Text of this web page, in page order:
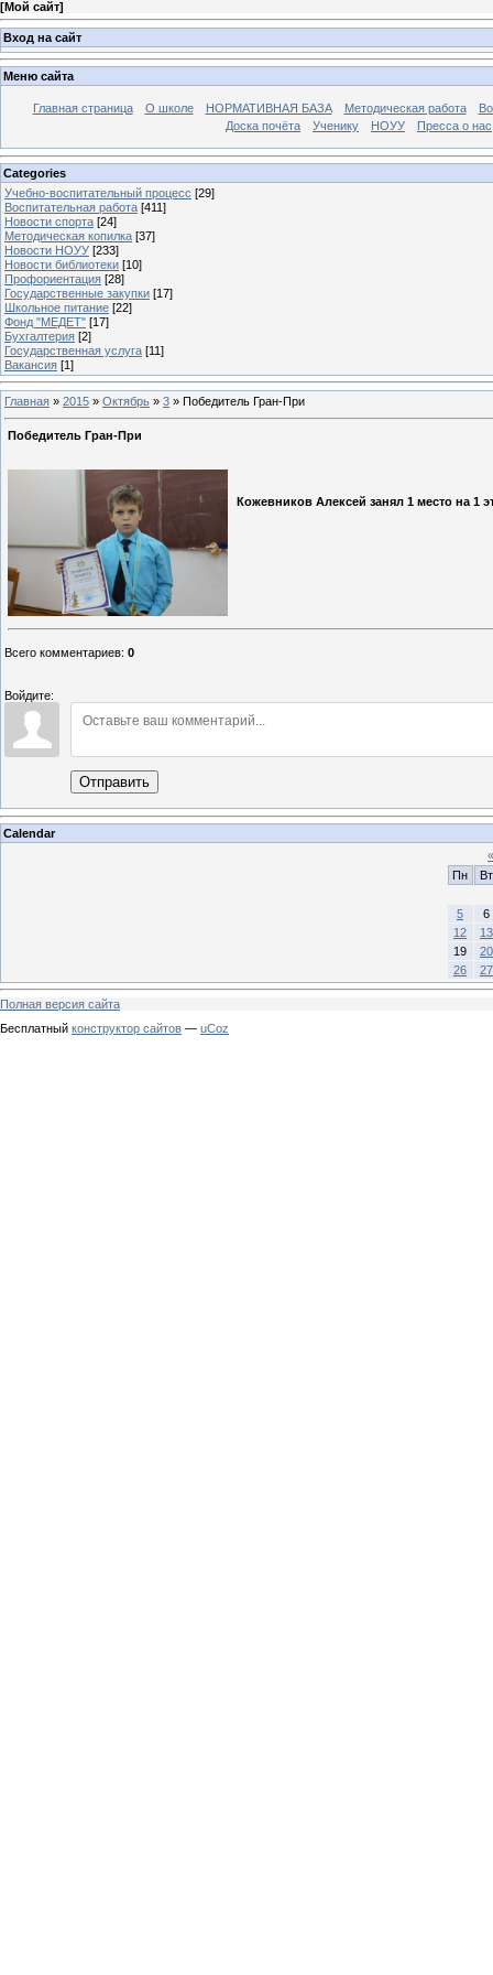
[Мой сайт]
Вход на сайт
Меню сайта
Главная страница О школе НОРМАТИВНАЯ БАЗА Методическая работа
Доска почёта
Ученику НОУУ Пресса о нас
Categories
Учебно-воспитательный процесс [29]
Воспитательная работа [411]
Новости спорта [24]
Методическая копилка [37]
Новости НОУУ [233]
Новости библиотеки [10]
Профориентация [28]
Государственные закупки [17]
Школьное питание [22]
Фонд "МЕДЕТ" [17]
Бухгалтерия [2]
Государственная услуга [11]
Вакансия [1]
Главная » 2015 » Октябрь » 3 » Победитель Гран-При
Победитель Гран-При
Кожевников Алексей занял 1 место на 1
Всего комментариев: 0
Войдите:
Отправить
Calendar
«
Пн
Вт
5
6
12
13
19
20
26
27
Полная версия сайта
Бесплатный конструктор сайтов — uCoz